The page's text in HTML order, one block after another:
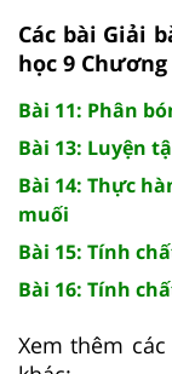
Các bài Giải
học 9
Bài 11: Phân
Bài 13: Luyện
Bài 14: Thực
muối
Bài 15: Tính
Bài 16: Tính
Xem thêm